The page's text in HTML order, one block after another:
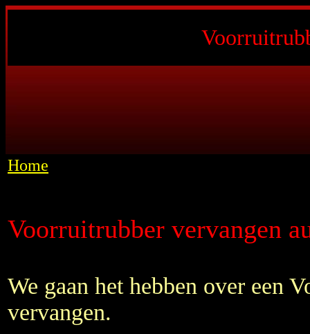
Home
Voorruitrubber vervangen
We gaan het hebben over een
vervangen.